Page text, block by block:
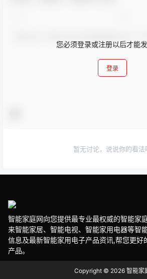
您必须登录或注册以后才能
登录
暂无讨论，说说你的看法
智能家庭网向您提供最专业最权威的智能家
来智能家居、智能电视、智能家用电器等智
信息及最新智能家用电子产品资讯,帮您更好
产品。
Copyright © 2026 智能家